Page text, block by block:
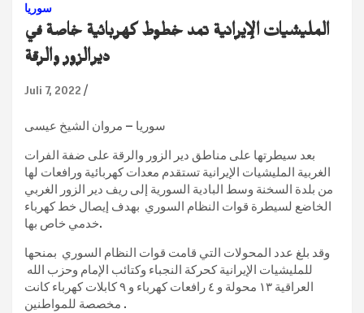
سوريا
المليشيات الإيرانية تمد خطوط كهربائية خاصة في
ديرالزور والرقة
Juli 7, 2022
سوريا – مروان الشيخ عيسى
بعد سيطرتها على مناطق دير الزور والرقة على ضفة الفرات
الغربية المليشيات الإيرانية تستقدم معدات كهربائية ورافعات لها
من بلدة السخنة وسط البادية السورية إلى ريف دير الزور الغربي
الخاضع لسيطرة قوات النظام السوري بهدف إيصال خط كهرباء
خدمي خاص بها.
وقد بلغ عدد المحولات التي قامت قوات النظام السوري بمنحها
للمليشيات الإيرانية كحركة النجباء وكتائب الإمام وحزب الله
العراقية ١٣ محولة و ٤ رافعات كهرباء و ٩ كابلات كهرباء كانت
مخصصة للمواطنين .